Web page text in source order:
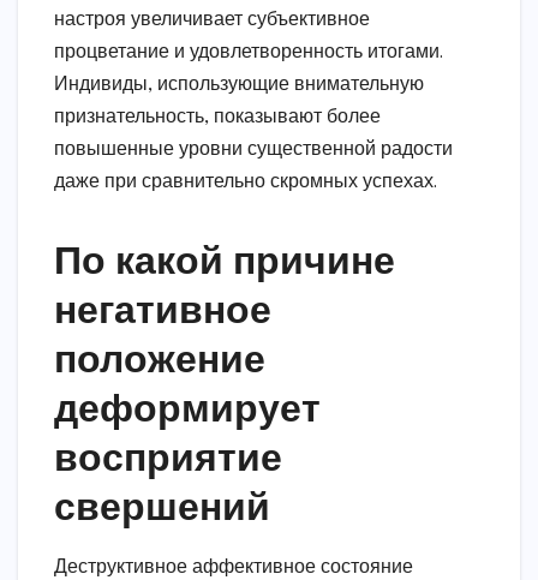
настроя увеличивает субъективное
процветание и удовлетворенность итогами.
Индивиды, использующие внимательную
признательность, показывают более
повышенные уровни существенной радости
даже при сравнительно скромных успехах.
По какой причине
негативное
положение
деформирует
восприятие
свершений
Деструктивное аффективное состояние